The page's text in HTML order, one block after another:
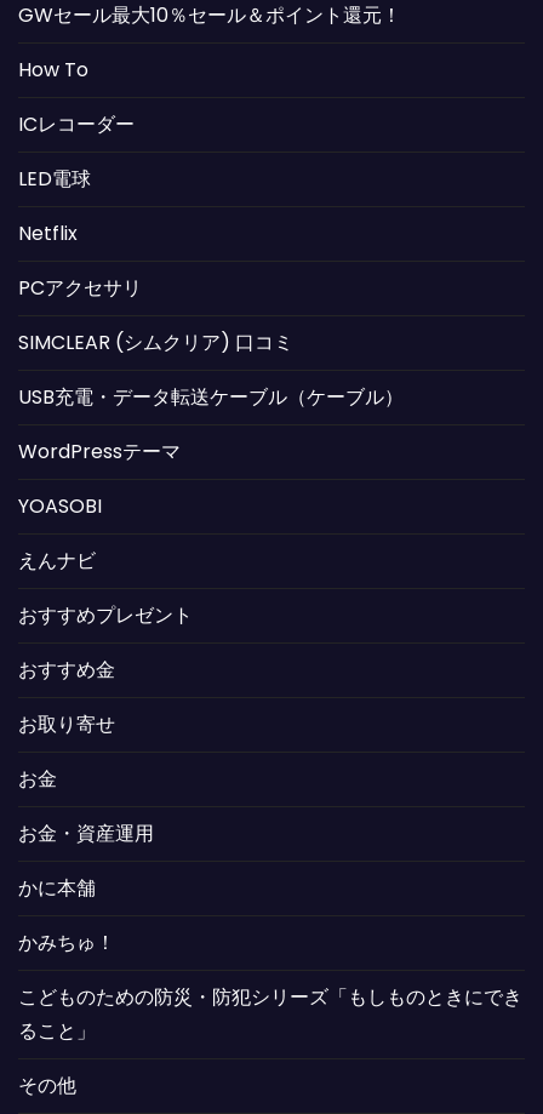
GWセール最大10％セール＆ポイント還元！
How To
ICレコーダー
LED電球
Netflix
PCアクセサリ
SIMCLEAR (シムクリア) 口コミ
USB充電・データ転送ケーブル（ケーブル）
WordPressテーマ
YOASOBI
えんナビ
おすすめプレゼント
おすすめ金
お取り寄せ
お金
お金・資産運用
かに本舗
かみちゅ！
こどものための防災・防犯シリーズ「もしものときにでき
ること」
その他